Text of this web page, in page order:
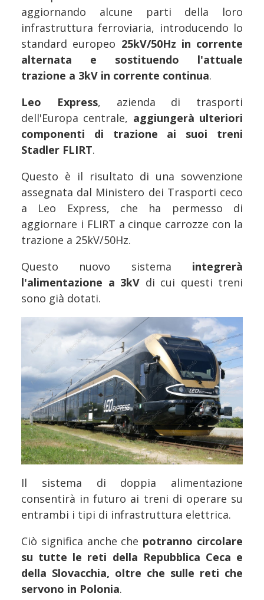
aggiornando alcune parti della loro
infrastruttura ferroviaria, introducendo lo
standard europeo 25kV/50Hz in corrente
alternata e sostituendo l'attuale
trazione a 3kV in corrente continua.
Leo Express, azienda di trasporti
dell'Europa centrale, aggiungerà ulteriori
componenti di trazione ai suoi treni
Stadler FLIRT.
Questo è il risultato di una sovvenzione
assegnata dal Ministero dei Trasporti ceco
a Leo Express, che ha permesso di
aggiornare i FLIRT a cinque carrozze con la
trazione a 25kV/50Hz.
Questo nuovo sistema integrerà
l'alimentazione a 3kV di cui questi treni
sono già dotati.
Il sistema di doppia alimentazione
consentirà in futuro ai treni di operare su
entrambi i tipi di infrastruttura elettrica.
Ciò significa anche che potranno circolare
su tutte le reti della Repubblica Ceca e
della Slovacchia, oltre che sulle reti che
servono in Polonia.